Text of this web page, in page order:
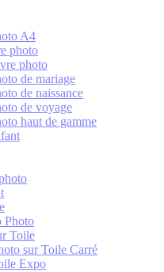
A4
photo
photo
de mariage
de naissance
de voyage
haut de gamme
Photo
Toile
sur Toile Carré
Expo